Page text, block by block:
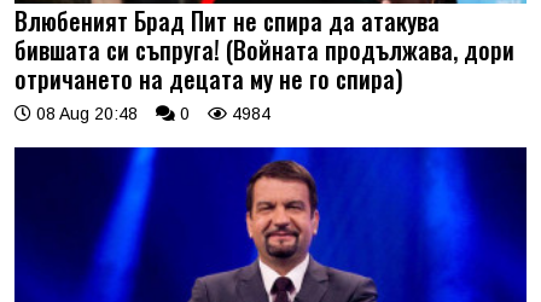
Влюбеният Брад Пит не спира да атакува
бившата си съпруга! (Войната продължава, дори
отричането на децата му не го спира)
08 Aug 20:48 0 4984